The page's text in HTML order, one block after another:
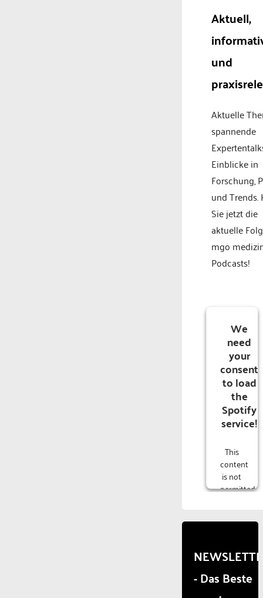
Aktuell,
und
Aktuelle
spannende
Einblicke in
Forschung,
und Trends.
Sie jetzt die
aktuelle
mgo
Podcasts!
We
need
your
consent
to load
the
Spotify
service!
This
content
is not
permitted
due to
that
are
not
disclosed
- Das Beste